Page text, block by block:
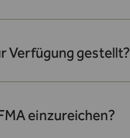
Verfügung gestellt?
einzureichen?